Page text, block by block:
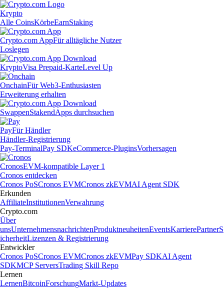
Krypto
Alle CoinsKörbeEarnStaking
Crypto.com AppFür alltägliche Nutzer
Loslegen
KryptoVisa Prepaid-KarteLevel Up
OnchainFür Web3-Enthusiasten
Erweiterung erhalten
SwappenStakendApps durchsuchen
PayFür Händler
Händler-Registrierung
Pay-TerminalPay SDKeCommerce-PluginsVorhersagen
CronosEVM-kompatible Layer 1
Cronos entdecken
Cronos PoSCronos EVMCronos zkEVMAI Agent SDK
Erkunden
AffiliateInstitutionenVerwahrung
Crypto.com
Über
unsUnternehmensnachrichtenProduktneuheitenEventsKarrierePartnerS
icherheitLizenzen & Registrierung
Entwickler
Cronos PoSCronos EVMCronos zkEVMPay SDKAI Agent
SDKMCP ServersTrading Skill Repo
Lernen
LernenBitcoinForschungMarkt-Updates